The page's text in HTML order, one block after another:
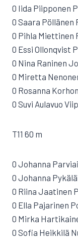
0 Iida Piipponen
0 Saara Pöllänen
0 Pihla Miettinen
0 Essi Ollonqvist
0 Nina Raninen
0 Miretta
0 Rosanna
0 Suvi Aulavuo
T11 60 m
0 Johanna
0 Johanna
0 Riina Jaatinen
0 Ella Pajarinen
0 Mirka
0 Sofia Heikkilä